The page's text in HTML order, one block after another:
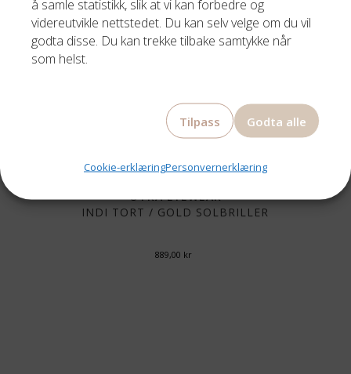
å samle statistikk, slik at vi kan forbedre og
videreutvikle nettstedet. Du kan selv velge om du vil
godta disse. Du kan trekke tilbake samtykke når
som helst.
Godta alle
Tilpass
Cookie-erklæringPersonvernerklæring
OTRA EYEWEAR
INDI TORT / GOLD SOLBRILLER
889,00 kr